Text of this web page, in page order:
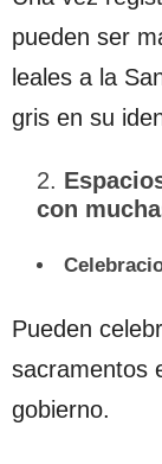
pueden ser
leales a la
gris en su
con
Pueden
sacramentos
gobierno.